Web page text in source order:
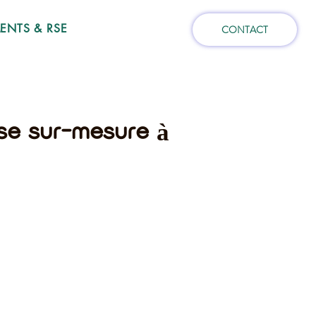
& RSE CONTACT
sur-mesure à